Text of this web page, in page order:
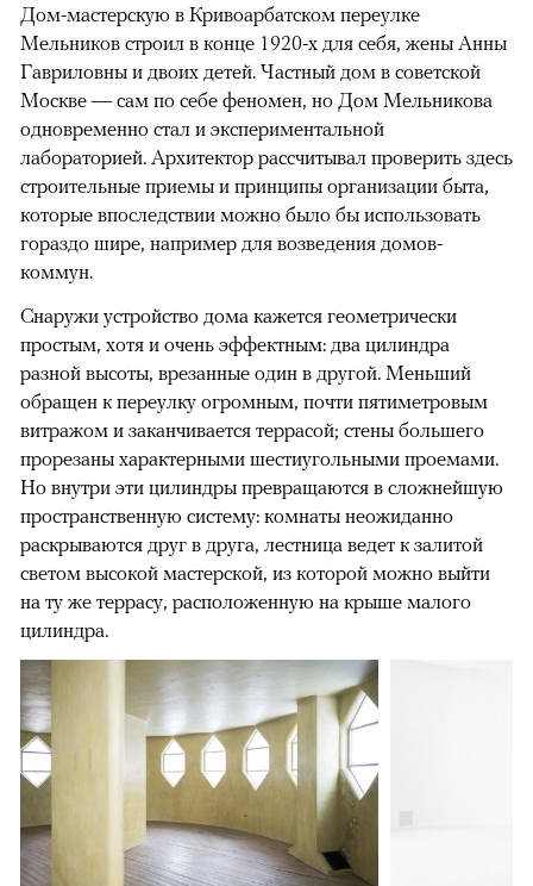
Дом-мастерскую в Кривоарбатском переулке
Мельников строил в конце 1920-х для себя, жены Анны
Гавриловны и двоих детей. Частный дом в советской
Москве — сам по себе феномен, но Дом Мельникова
одновременно стал и экспериментальной
лабораторией. Архитектор рассчитывал проверить здесь
строительные приемы и принципы организации быта,
которые впоследствии можно было бы использовать
гораздо шире, например для возведения домов-
коммун.
Снаружи устройство дома кажется геометрически
простым, хотя и очень эффектным: два цилиндра
разной высоты, врезанные один в другой. Меньший
обращен к переулку огромным, почти пятиметровым
витражом и заканчивается террасой; стены большего
прорезаны характерными шестиугольными проемами.
Но внутри эти цилиндры превращаются в сложнейшую
пространственную систему: комнаты неожиданно
раскрываются друг в друга, лестница ведет к залитой
светом высокой мастерской, из которой можно выйти
на ту же террасу, расположенную на крыше малого
цилиндра.